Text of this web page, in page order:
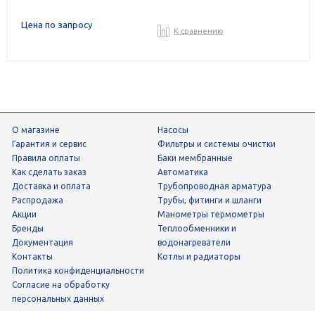
Цена по запросу
К сравнению
О магазине
Гарантия и сервис
Правила оплаты
Как сделать заказ
Доставка и оплата
Распродажа
Акции
Бренды
Документация
Контакты
Насосы
фильтры и системы очистки
Баки мембранные
Автоматика
трубопроводная арматура
трубы, фитинги и шланги
манометры термометры
теплообменники и
водонагреватели
Котлы и радиаторы
Политика конфиденциальности
Согласие на обработку
персональных данных